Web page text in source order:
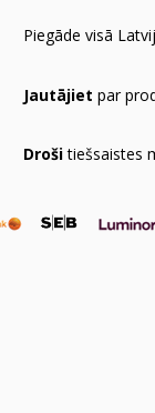
Piegāde visā
Jautājiet par
Drošitiešsaistes